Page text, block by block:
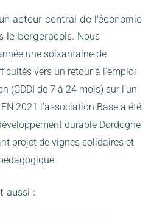
acteur central de l’économie
le bergeracois. Nous
une soixantaine de
vers un retour à l’emploi
(CDDI de 7 à 24 mois) sur l’un
EN 2021 l’association Base a été
durable Dordogne
projet de vignes solidaires et
aussi :